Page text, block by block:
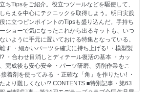
コンテスト2025結果発表
ンテスト結果発表
で模型イベント開催
合合同展示会
ル2025［夏］
フォース・パシフィック
ン海軍 メンデス・ヌニェス
情を引き立てる：木船智尋
ナナニイのF-35C
タミヤのコンプリートワーク
35C ライトニングⅡ タミヤ1/72：ヤタガラス
で揃い踏み！
ケールモデルズ1/144:久保憲之
ピットロード1/144:安藤隼也
ちTipsをご紹介。役立つツールなどを駆使して、
らえを中心にテクニックを取得しよう。明日実践
に立つピンポイントのTipsも盛り込んだ。手持ち
ショーで気になったこれから出るキットも、いつ
いように手元に置いておける特集となっている。
す ・細かいパーツを確実に持ち上げる! ・模型製
・合わせ目消しとディテール復活の基本 ・カッ
完成後も安心安全 ・パーツ研磨、切削作業をこ
着剤を使ってみる ・正確な「角」を作りたい! ・
より難しくない!? CONTENTS ■特別記事・第63
■特別記事・第34回モデラーズクラブ合同作品展